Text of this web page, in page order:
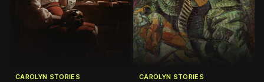
CAROLYN STORIES CAROLYN STORIES